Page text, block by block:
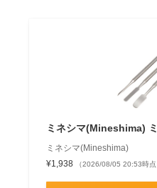
ミネシマ(Mineshima)
ミネシマ(Mineshima)
¥1,938
（2026/08/05 20:53時点